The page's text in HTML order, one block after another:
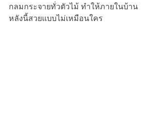
กลมกระจายทั่วตัวไม้ ทำให้ภายในบ้าน
หลังนี้สวยแบบไม่เหมือนใคร